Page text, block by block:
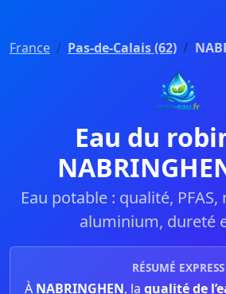
France Pas-de-Calais (62)
Eau du
Eau potable : qualité,
aluminium, dureté
RÉSUMÉ EXPRESS
À NABRINGHEN, la qualité de